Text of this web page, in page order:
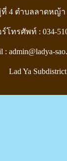
ที่ 4 ตำบลลาดหญ้า
ร์โทรศัพท์ : 034-
: admin@ladya-
Lad Ya